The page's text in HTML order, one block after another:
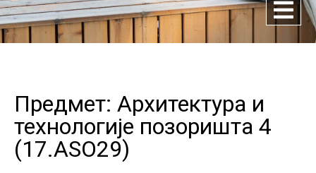
Предмет: Архитектура и
технологије позоришта 4
(17.ASO29)